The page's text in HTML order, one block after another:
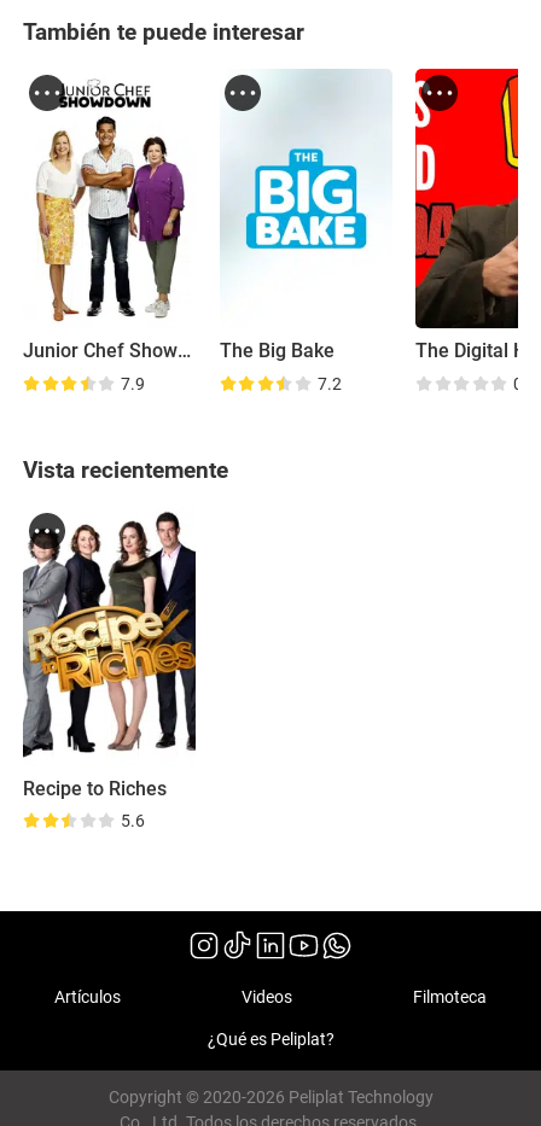
También te puede interesar
Junior Chef Showdown
7.9
The Big Bake
7.2
The Digital
0.0
Vista recientemente
Recipe to Riches
5.6
Artículos Videos Filmoteca
¿Qué es Peliplat?
Copyright © 2020-2026 Peliplat Technology
Co., Ltd. Todos los derechos reservados.